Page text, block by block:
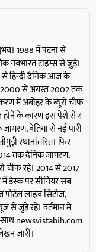
1988 में पटना से
नवभारत टाइम्स से जुड़े।
हिन्दी दैनिक आज के
2000 से अगस्त 2002 तक
में अबोहर के ब्यूरो चीफ
होने के कारण इस पेशे से 4
बेतिया से नई पारी
स्थानांतरित। फिर
तक दैनिक जागरण,
चीफ रहे। 2014 से 2017
डेस्क पर सीनियर सब
लाइव सिटीज,
से जुड़े रहे। वर्तमान में
newsvistabih.com
जारी।